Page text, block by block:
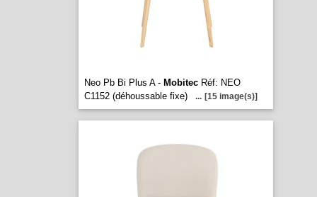
Neo Pb Bi Plus A - MobitecRéf: NEO
C1152 (déhoussable fixe)
... [15 image(s)]